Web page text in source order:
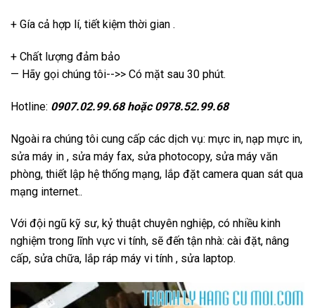
+ Gía cả hợp lí, tiết kiệm thời gian .
+ Chất lượng đảm bảo
— Hãy gọi chúng tôi-->> Có mặt sau 30 phút.
Hotline: 0907.02.99.68hoặc0978.52.99.68
Ngoài ra chúng tôi cung cấp các dịch vụ: mực in, nạp mực in,
sửa máy in , sửa máy fax, sửa photocopy, sửa máy văn
phòng, thiết lập hệ thống mạng, lắp đặt camera quan sát qua
mạng internet..
Với đội ngũ kỹ sư, kỷ thuật chuyên nghiệp, có nhiều kinh
nghiệm trong lĩnh vực vi tính, sẽ đến tận nhà: cài đặt, nâng
cấp, sửa chữa, lắp ráp máy vi tính , sửa laptop.